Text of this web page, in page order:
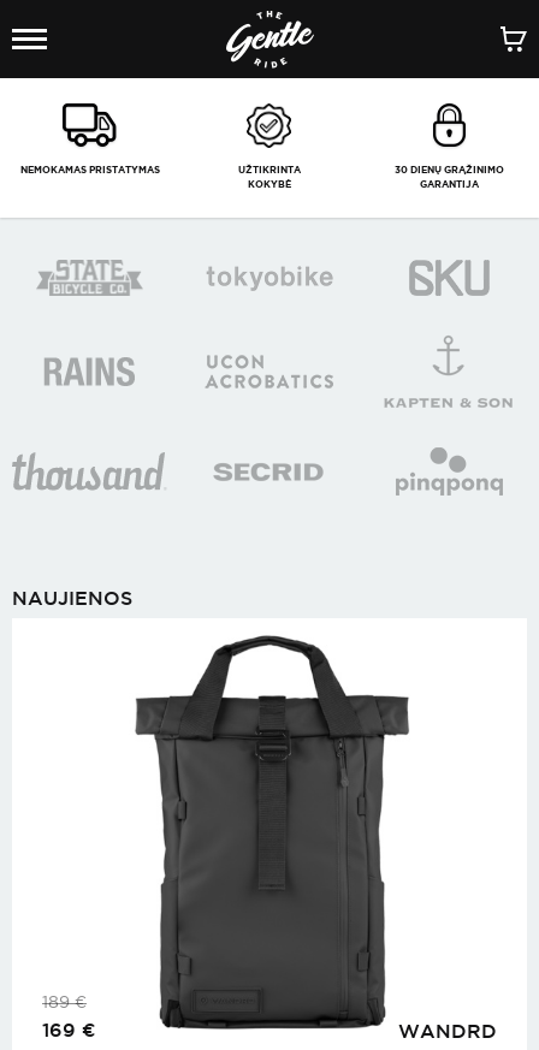
1/-
NEMOKAMAS PRISTATYMAS
UŽTIKRINTA
KOKYBĖ
30 DIENŲ GRĄŽINIMO
GARANTIJA
NAUJIENOS
WANDRD
189€
169 €